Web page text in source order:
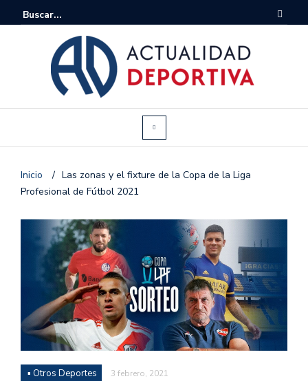
Inicio / Las zonas y el fixture de la Copa de la Liga
Profesional de Fútbol 2021
▪ Otros Deportes 3 febrero, 2021